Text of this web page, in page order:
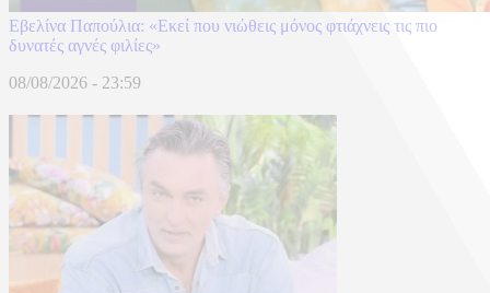
Εβελίνα Παπούλια: «Εκεί που νιώθεις μόνος φτιάχνεις τις πιο
δυνατές αγνές φιλίες»
08/08/2026 - 23:59